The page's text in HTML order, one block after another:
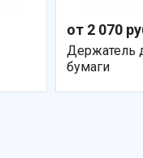
от 2 070
Держатель
бумаги